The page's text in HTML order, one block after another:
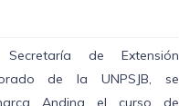
de Extensión
de la UNPSJB, se
Andina el curso de